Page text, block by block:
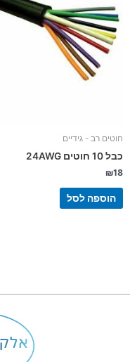
חוטים רב - גידיים
כבל 10 חוטים 24AWG
₪18
הוספה לסל